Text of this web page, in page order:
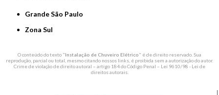
Grande São Paulo
Zona Sul
O conteúdo do texto "Instalação de Chuveiro Elétrico" é de direito reservado. Sua
reprodução, parcial ou total, mesmo citando nossos links, é proibida sem a autorização do autor.
Crime de violação de direito autoral – artigo 184 do Código Penal – Lei 9610/98 - Lei de
direitos autorais.